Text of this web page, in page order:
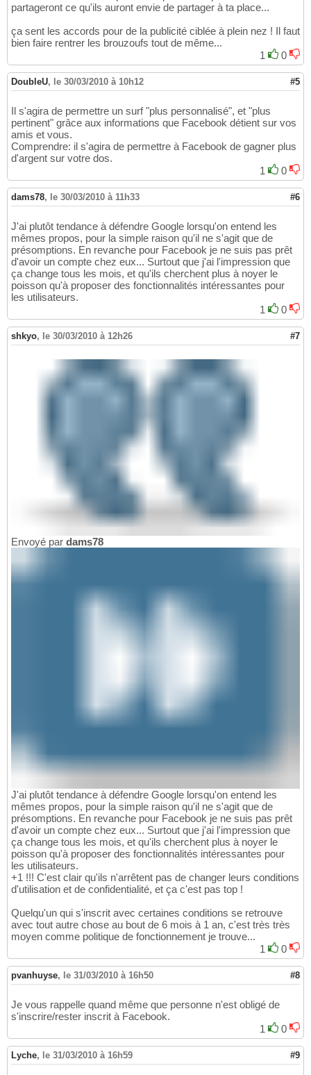
partageront ce qu'ils auront envie de partager à ta place...
ça sent les accords pour de la publicité ciblée à plein nez ! Il faut
bien faire rentrer les brouzoufs tout de même...
1
0
DoubleU, le 30/03/2010 à 10h12 #5
Il s'agira de permettre un surf "plus personnalisé", et "plus
pertinent" grâce aux informations que Facebook détient sur vos
amis et vous.
Comprendre: il s'agira de permettre à Facebook de gagner plus
d'argent sur votre dos.
1
0
dams78, le 30/03/2010 à 11h33 #6
J'ai plutôt tendance à défendre Google lorsqu'on entend les
mêmes propos, pour la simple raison qu'il ne s'agit que de
présomptions. En revanche pour Facebook je ne suis pas prêt
d'avoir un compte chez eux... Surtout que j'ai l'impression que
ça change tous les mois, et qu'ils cherchent plus à noyer le
poisson qu'à proposer des fonctionnalités intéressantes pour
les utilisateurs.
1
0
shkyo, le 30/03/2010 à 12h26 #7
Envoyé par dams78
J'ai plutôt tendance à défendre Google lorsqu'on entend les
mêmes propos, pour la simple raison qu'il ne s'agit que de
présomptions. En revanche pour Facebook je ne suis pas prêt
d'avoir un compte chez eux... Surtout que j'ai l'impression que
ça change tous les mois, et qu'ils cherchent plus à noyer le
poisson qu'à proposer des fonctionnalités intéressantes pour
les utilisateurs.
+1 !!! C'est clair qu'ils n'arrêtent pas de changer leurs conditions
d'utilisation et de confidentialité, et ça c'est pas top !
Quelqu'un qui s'inscrit avec certaines conditions se retrouve
avec tout autre chose au bout de 6 mois à 1 an, c'est très très
moyen comme politique de fonctionnement je trouve...
1
0
pvanhuyse, le 31/03/2010 à 16h50 #8
Je vous rappelle quand même que personne n'est obligé de
s'inscrire/rester inscrit à Facebook.
1
0
Lyche, le 31/03/2010 à 16h59 #9